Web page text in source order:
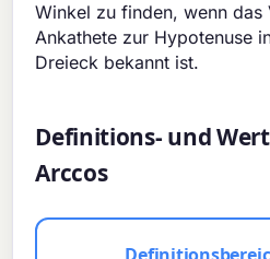
Winkel zu finden, wenn das
Ankathete zur Hypotenuse
Dreieck bekannt ist.
Definitions- und
Arccos